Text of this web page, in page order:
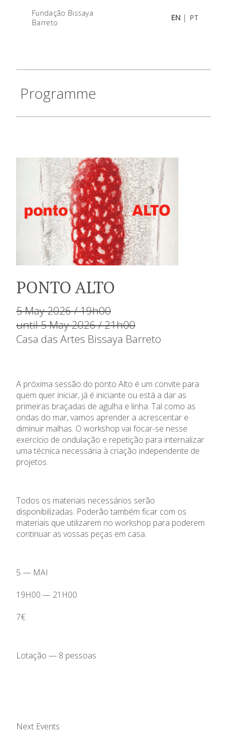
Fundação Bissaya
Barreto
EN | PT
Programme
PONTO ALTO
5 May 2026 / 19h00
until 5 May 2026 / 21h00
Casa das Artes Bissaya Barreto
A próxima sessão do ponto Alto é um convite para
quem quer iniciar, já é iniciante ou está a dar as
primeiras braçadas de agulha e linha. Tal como as
ondas do mar, vamos aprender a acrescentar e
diminuir malhas. O workshop vai focar-se nesse
exercício de ondulação e repetição para internalizar
uma técnica necessária à criação independente de
projetos.
Todos os materiais necessários serão
disponibilizadas. Poderão também ficar com os
materiais que utilizarem no workshop para poderem
continuar as vossas peças em casa.
5 — MAI
19H00 — 21H00
7€
Lotação — 8 pessoas
Next Events